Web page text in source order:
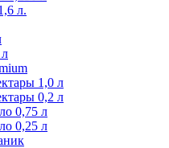
л.
1,0 л
0,2 л
0,75 л
0,25 л